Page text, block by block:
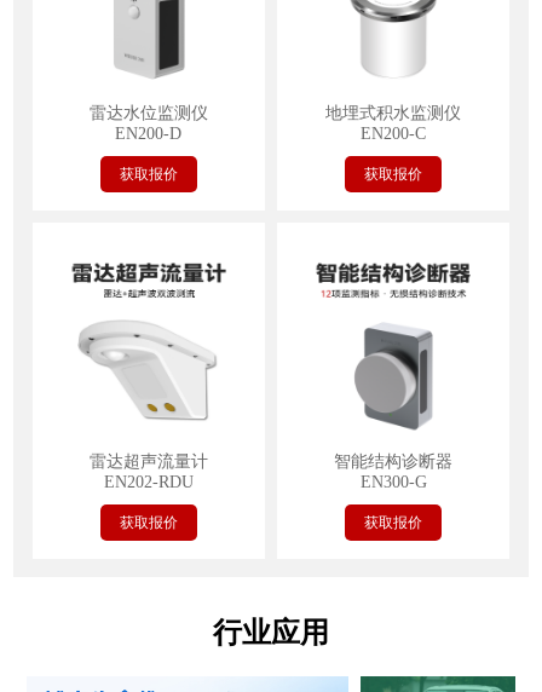
雷达水位监测仪
EN200-D
获取报价
地埋式积水监测仪
EN200-C
获取报价
雷达超声流量计
EN202-RDU
获取报价
智能结构诊断器
EN300-G
获取报价
行业应用